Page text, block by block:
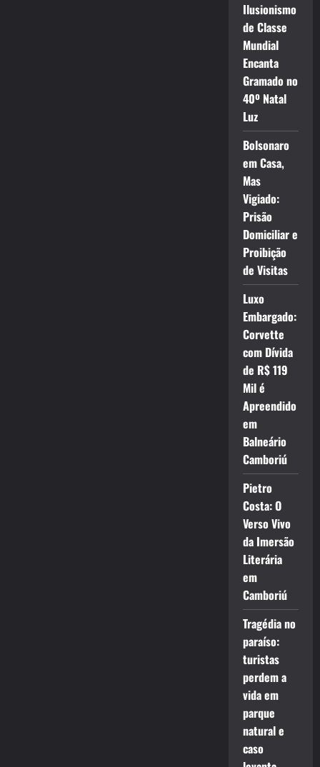
Ilusionismo
de Classe
Mundial
Encanta
Gramado no
40º Natal
Luz
Bolsonaro
em Casa,
Mas
Vigiado:
Prisão
Domiciliar e
Proibição
de Visitas
Luxo
Embargado:
Corvette
com Dívida
de R$ 119
Mil é
Apreendido
em
Balneário
Camboriú
Pietro
Costa: O
Verso Vivo
da Imersão
Literária
em
Camboriú
Tragédia no
paraíso:
turistas
perdem a
vida em
parque
natural e
caso